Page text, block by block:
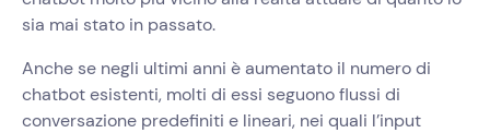
sia mai stato in passato.
Anche se negli ultimi anni è aumentato il numero di
chatbot esistenti, molti di essi seguono flussi di
conversazione predefiniti e lineari, nei quali l’input